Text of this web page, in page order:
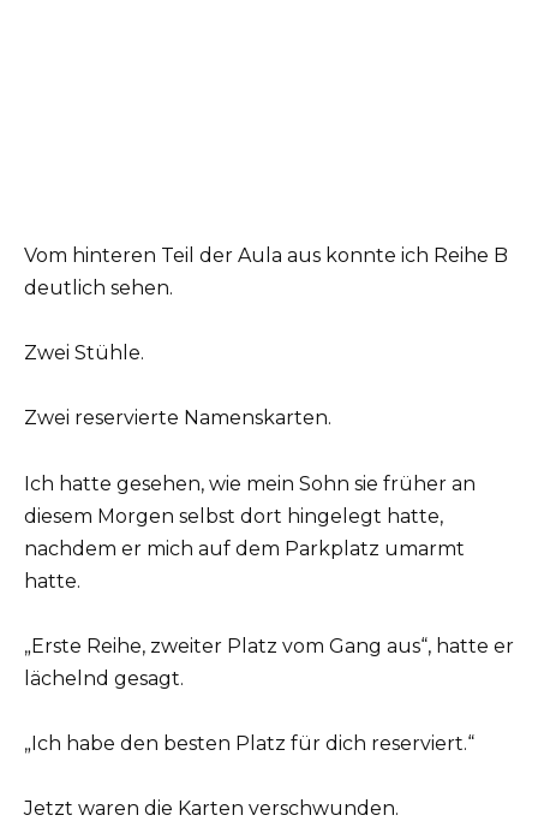
Vom hinteren Teil der Aula aus konnte ich Reihe B
deutlich sehen.
Zwei Stühle.
Zwei reservierte Namenskarten.
Ich hatte gesehen, wie mein Sohn sie früher an
diesem Morgen selbst dort hingelegt hatte,
nachdem er mich auf dem Parkplatz umarmt
hatte.
„Erste Reihe, zweiter Platz vom Gang aus“, hatte er
lächelnd gesagt.
„Ich habe den besten Platz für dich reserviert.“
Jetzt waren die Karten verschwunden.